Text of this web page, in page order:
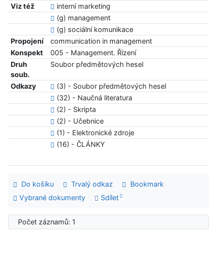
Viz též
interní marketing
(g) management
(g) sociální komunikace
Propojení
communication in management
Konspekt
005 - Management. Řízení
Druh
soub.
Soubor předmětových hesel
Odkazy
(3) - Soubor předmětových hesel
(32) - Naučná literatura
(2) - Skripta
(2) - Učebnice
(1) - Elektronické zdroje
(16) - ČLÁNKY
Do košíku Trvalý odkaz
Bookmark
Vybrané dokumenty
Sdílet
Počet záznamů: 1